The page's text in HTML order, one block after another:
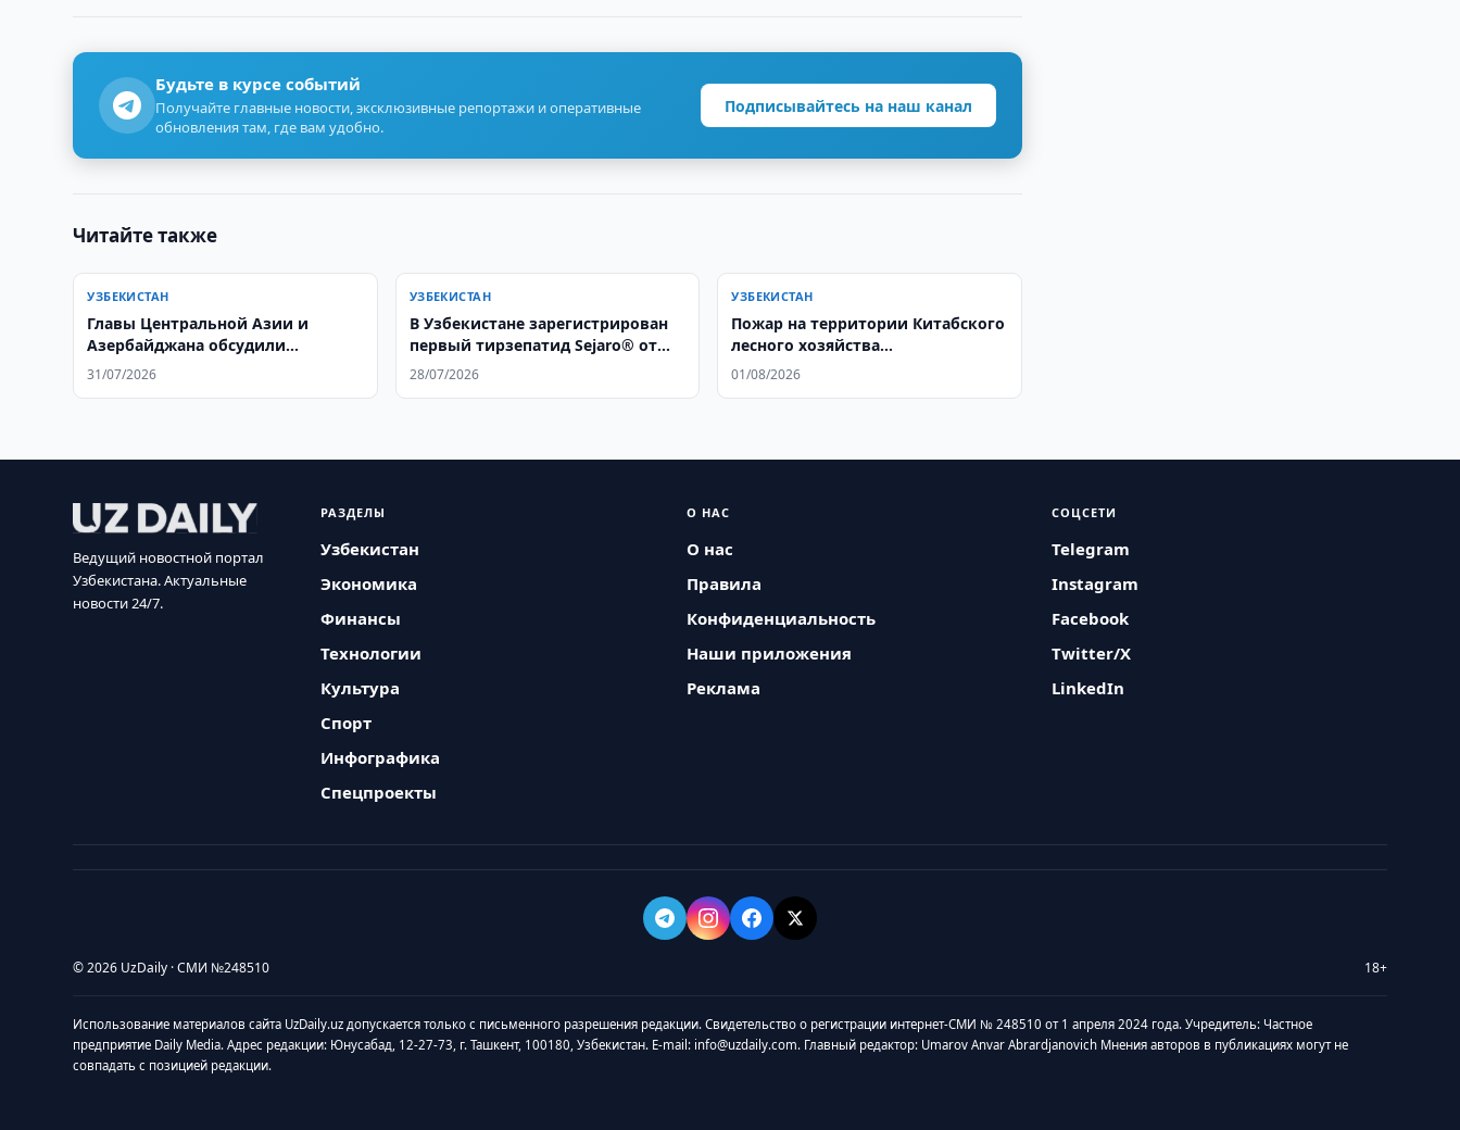
Будьте в курсе событий
Получайте главные новости, эксклюзивные репортажи и оперативные
обновления там, где вам удобно.
Подписывайтесь на наш канал
Читайте также
УЗБЕКИСТАН
Главы Центральной Азии и
Азербайджана обсудили
развитие региона и приняли
31/07/2026
УЗБЕКИСТАН
В Узбекистане зарегистрирован
первый тирзепатид Sejaro® от
ГЕРОФАРМ для терапии
28/07/2026
УЗБЕКИСТАН
Пожар на территории Китабского
лесного хозяйства
Кашкадарьинской области
01/08/2026
Ведущий новостной портал
Узбекистана. Актуальные
новости 24/7.
РАЗДЕЛЫ
Узбекистан
Экономика
Финансы
Технологии
Культура
Спорт
Инфографика
Спецпроекты
О НАС
О нас
Правила
Конфиденциальность
Наши приложения
Реклама
СОЦСЕТИ
Telegram
Instagram
Facebook
Twitter/X
LinkedIn
© 2026 UzDaily · СМИ №248510 18+
Использование материалов сайта UzDaily.uz допускается только с письменного разрешения редакции. Свидетельство о регистрации интернет-СМИ № 248510 от 1 апреля 2024 года. Учредитель: Частное
предприятие Daily Media. Адрес редакции: Юнусабад, 12-27-73, г. Ташкент, 100180, Узбекистан. E-mail: info@uzdaily.com. Главный редактор: Umarov Anvar Abrardjanovich Мнения авторов в публикациях могут не
совпадать с позицией редакции.